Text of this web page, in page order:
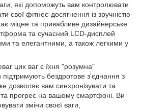
які допоможуть вам контролювати
свої фітнес-досягнення із зручністю
міцне та привабливе дизайнерське
та сучасний LCD-дисплей
та елегантними, а також легкими у
цих ваг є їхня "розумна"
підтримують бездротове з'єднання з
дозволяє вам синхронізувати та
та прогрес на вашому смартфоні. Ви
зміни своєї ваги,